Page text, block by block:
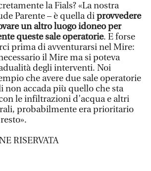
la Fials? «La nostra
Parente – è quella diprovvedere
un altro luogo idoneo per
queste sale operatorie. E forse
prima di avventurarsi nel Mire:
il Mire ma si poteva
degli interventi. Noi
che avere due sale operatorie
non accada più quello che sta
le infiltrazioni d’acqua e altri
probabilmente era prioritario
RISERVATA